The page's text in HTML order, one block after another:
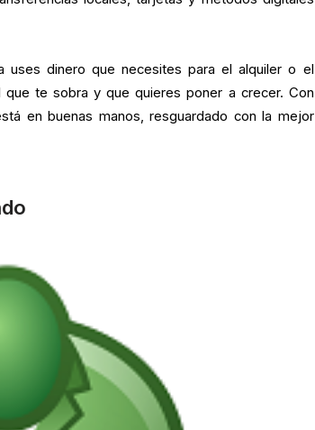
uses dinero que necesites para el alquiler o el
te sobra y que quieres poner a crecer. Con
en buenas manos, resguardado con la mejor